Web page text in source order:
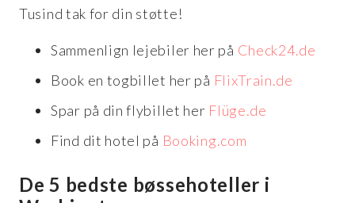
Tusind tak for din støtte!
Sammenlign lejebiler her på Check24.de
Book en togbillet her på FlixTrain.de
Spar på din flybillet her Flüge.de
Find dit hotel på Booking.com
De 5 bedste bøssehoteller i